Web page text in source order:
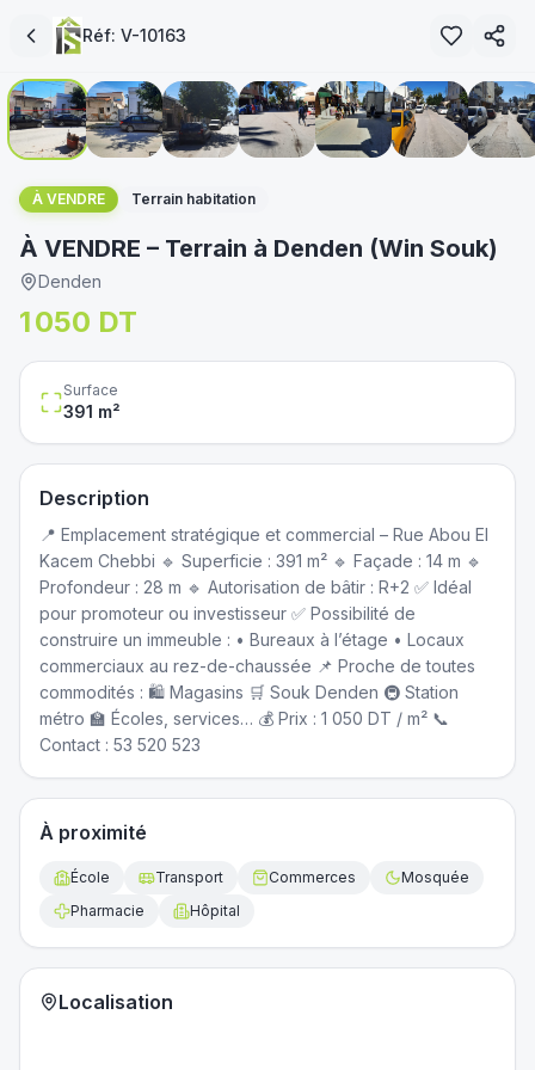
Réf:V-10163 1/11
immoservice.tn
À VENDRE Terrain habitation
À VENDRE – Terrain à Denden (Win Souk)
Denden
1 050 DT
Surface
391 m²
Description
📍 Emplacement stratégique et commercial – Rue Abou El
Kacem Chebbi 🔹 Superficie : 391 m² 🔹 Façade : 14 m 🔹
Profondeur : 28 m 🔹 Autorisation de bâtir : R+2 ✅ Idéal
pour promoteur ou investisseur ✅ Possibilité de
construire un immeuble : • Bureaux à l’étage • Locaux
commerciaux au rez-de-chaussée 📌 Proche de toutes
commodités : 🛍️ Magasins 🛒 Souk Denden 🚇 Station
métro 🏫 Écoles, services… 💰 Prix : 1 050 DT / m² 📞
Contact : 53 520 523
À proximité
École Transport Commerces
Mosquée
Pharmacie
Hôpital
Localisation